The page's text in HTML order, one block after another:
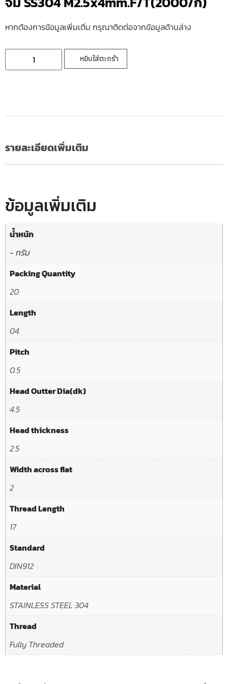
หากต้องการข้อมูลเพิ่มเติ่ม กรุณาติดต่อจากข้อมูลด้านล่าง
หยิบใส่ตะกร้า
รายละเอียดเพิ่มเติม
ข้อมูลเพิ่มเติม
น้ำหนัก
- กรัม
Packing Quantity
20
Length
04
Pitch
0.5
Head Outter Dia(dk)
4.5
Head thickness
2.5
Width across flat
2
Thread Length
17
Standard
DIN912
Material
STAINLESS STEEL 304
Thread
Fully Threaded